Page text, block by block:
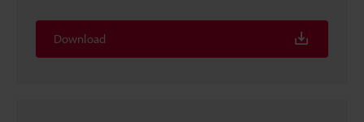
Download